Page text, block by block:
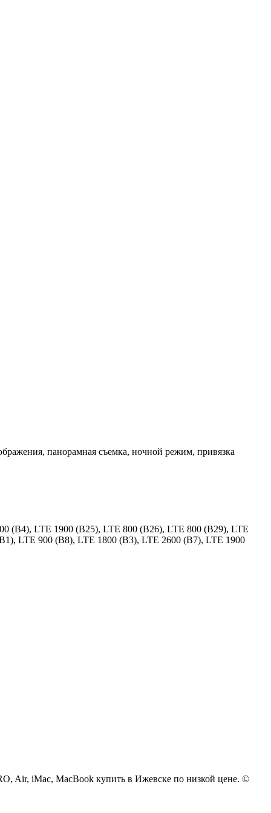
панорамная съемка, ночной режим, привязка
(B4), LTE 1900 (B25), LTE 800 (B26), LTE 800 (B29), LTE
LTE 900 (B8), LTE 1800 (B3), LTE 2600 (B7), LTE 1900
Air, iMac, MacBook купить в Ижевске по низкой цене. ©